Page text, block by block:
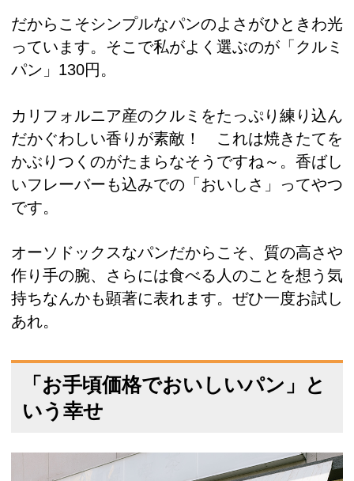
だからこそシンプルなパンのよさがひときわ光
っています。そこで私がよく選ぶのが「クルミ
パン」130円。
カリフォルニア産のクルミをたっぷり練り込ん
だかぐわしい香りが素敵！ これは焼きたてを
かぶりつくのがたまらなそうですね～。香ばし
いフレーバーも込みでの「おいしさ」ってやつ
です。
オーソドックスなパンだからこそ、質の高さや
作り手の腕、さらには食べる人のことを想う気
持ちなんかも顕著に表れます。ぜひ一度お試し
あれ。
「お手頃価格でおいしいパン」と
いう幸せ